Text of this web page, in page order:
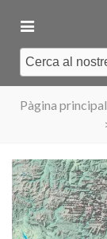
Pàgina principal